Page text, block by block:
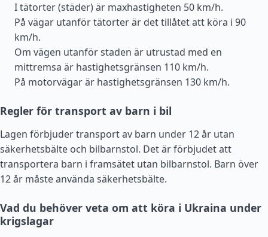
I tätorter (städer) är maxhastigheten 50 km/h.
På vägar utanför tätorter är det tillåtet att köra i 90
km/h.
Om vägen utanför staden är utrustad med en
mittremsa är hastighetsgränsen 110 km/h.
På motorvägar är hastighetsgränsen 130 km/h.
Regler för transport av barn i bil
Lagen förbjuder transport av barn under 12 år utan
säkerhetsbälte och bilbarnstol. Det är förbjudet att
transportera barn i framsätet utan bilbarnstol. Barn över
12 år måste använda säkerhetsbälte.
Vad du behöver veta om att köra i Ukraina under
krigslagar